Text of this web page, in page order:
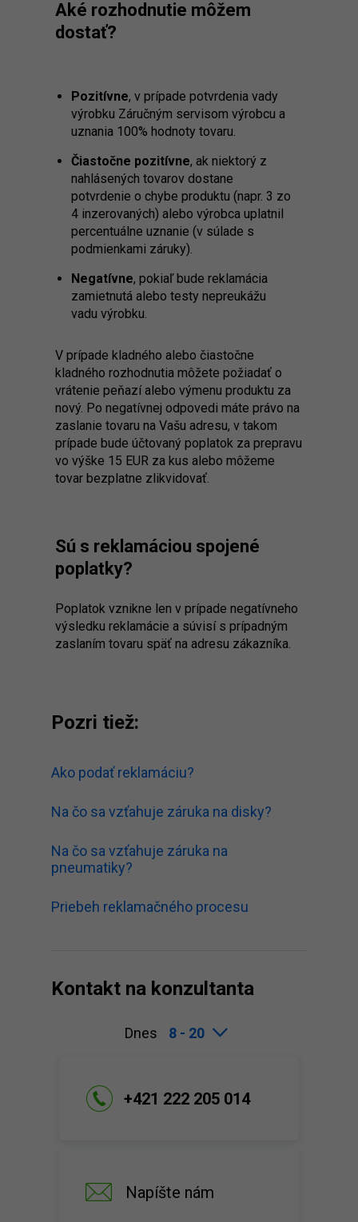
Aké rozhodnutie môžem
dostať?
Pozitívne, v prípade potvrdenia vady
výrobku Záručným servisom výrobcu a
uznania 100% hodnoty tovaru.
Čiastočne pozitívne, ak niektorý z
nahlásených tovarov dostane
potvrdenie o chybe produktu (napr. 3 zo
4 inzerovaných) alebo výrobca uplatnil
percentuálne uznanie (v súlade s
podmienkami záruky).
Negatívne, pokiaľ bude reklamácia
zamietnutá alebo testy nepreukážu
vadu výrobku.
V prípade kladného alebo čiastočne
kladného rozhodnutia môžete požiadať o
vrátenie peňazí alebo výmenu produktu za
nový. Po negatívnej odpovedi máte právo na
zaslanie tovaru na Vašu adresu, v takom
prípade bude účtovaný poplatok za prepravu
vo výške 15 EUR za kus alebo môžeme
tovar bezplatne zlikvidovať.
Sú s reklamáciou spojené
poplatky?
Poplatok vznikne len v prípade negatívneho
výsledku reklamácie a súvisí s prípadným
zaslaním tovaru späť na adresu zákazníka.
Pozri tiež:
Ako podať reklamáciu?
Na čo sa vzťahuje záruka na disky?
Na čo sa vzťahuje záruka na
pneumatiky?
Priebeh reklamačného procesu
Kontakt na konzultanta
Dnes 8 - 20
+421 222 205 014
Napíšte nám